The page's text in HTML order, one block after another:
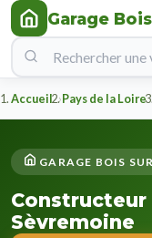
Garage Bois
Accueil Pays de la Loire
GARAGE BOIS
Constructeur
Sèvremoine